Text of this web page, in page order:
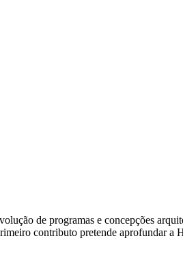
de programas e concepções
contributo pretende aprofundar